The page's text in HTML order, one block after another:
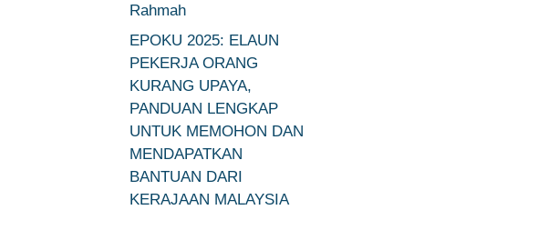
Rahmah
EPOKU 2025: ELAUN
PEKERJA ORANG
KURANG UPAYA,
PANDUAN LENGKAP
UNTUK MEMOHON DAN
MENDAPATKAN
BANTUAN DARI
KERAJAAN MALAYSIA